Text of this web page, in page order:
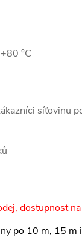
°C
síťovinu
dostupnost
po 10 m, 15 m